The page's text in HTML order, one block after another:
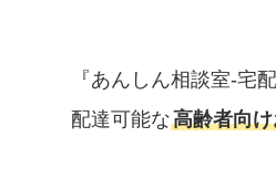
『あんしん相談室‐宅
配達可能な高齢者向